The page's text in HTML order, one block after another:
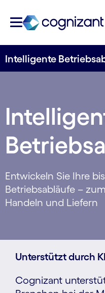
Intelligente
Entwickeln Sie Ihre
Betriebsabläufe –
Handeln und Liefern
Unterstützt durch
Cognizant